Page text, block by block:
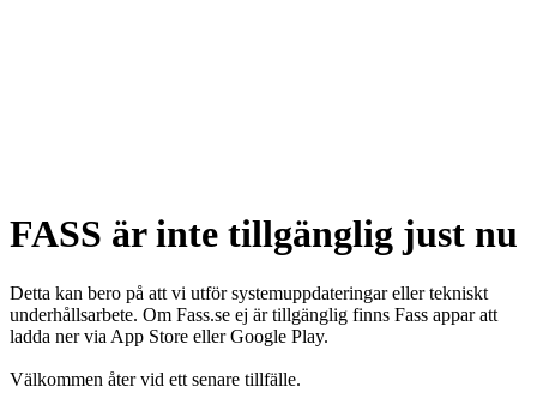
FASS är inte tillgänglig just nu
Detta kan bero på att vi utför systemuppdateringar eller tekniskt
underhållsarbete. Om Fass.se ej är tillgänglig finns Fass appar att
ladda ner via App Store eller Google Play.
Välkommen åter vid ett senare tillfälle.